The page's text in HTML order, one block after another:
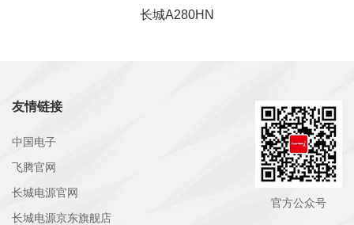
长城A280HN
友情链接
中国电子
飞腾官网
长城电源官网
长城电源京东旗舰店
官方公众号